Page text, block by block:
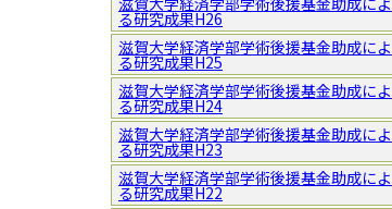
る研究成果H26
滋賀大学経済学部学術後援基金助成によ
る研究成果H25
滋賀大学経済学部学術後援基金助成によ
る研究成果H24
滋賀大学経済学部学術後援基金助成によ
る研究成果H23
滋賀大学経済学部学術後援基金助成によ
る研究成果H22